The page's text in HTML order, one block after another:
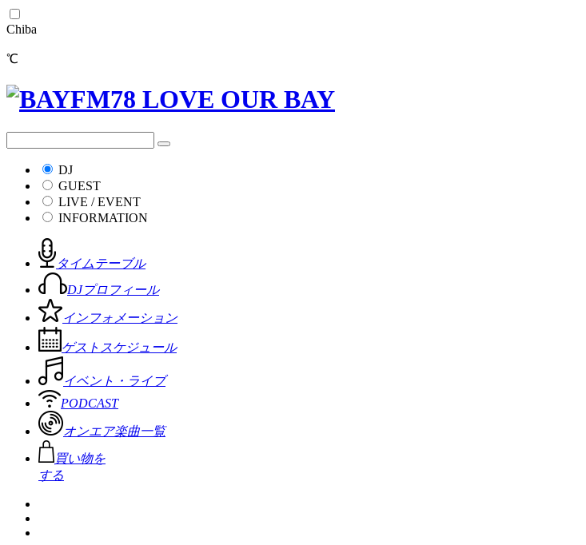
Chiba
℃
DJ
GUEST
LIVE / EVENT
INFORMATION
タイムテーブル
DJプロフィール
インフォメーション
ゲストスケジュール
イベント・ライブ
PODCAST
オンエア楽曲一覧
買い物を
する